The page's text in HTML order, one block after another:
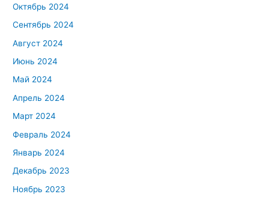
Октябрь 2024
Сентябрь 2024
Август 2024
Июнь 2024
Май 2024
Апрель 2024
Март 2024
Февраль 2024
Январь 2024
Декабрь 2023
Ноябрь 2023